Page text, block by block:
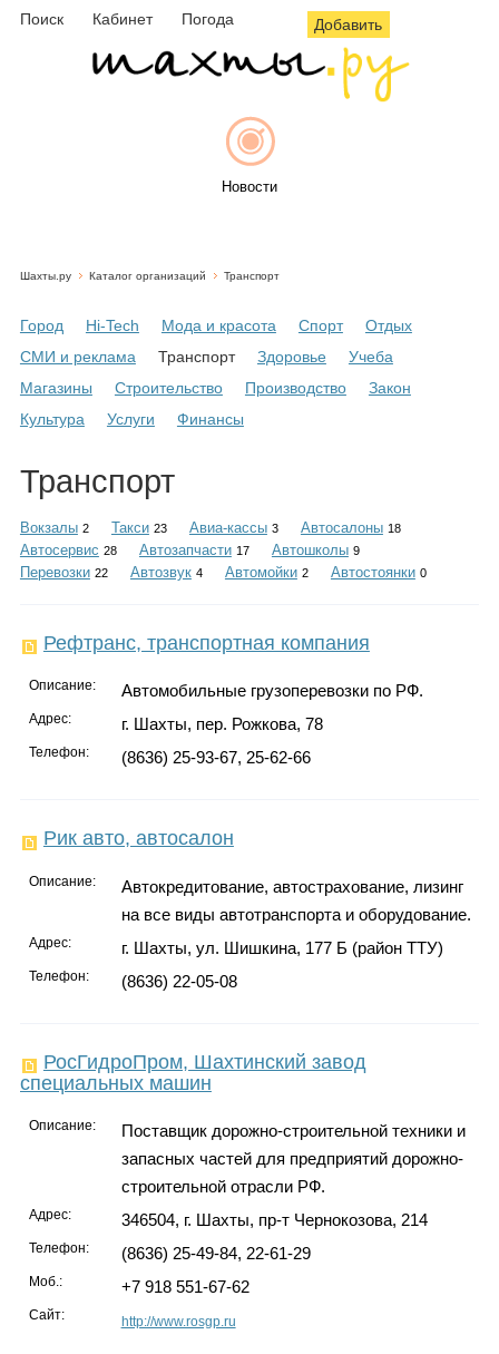
Поиск Кабинет Погода Добавить
Новости
Объявления
Гороскоп
Шахты.ру Каталог организаций Транспорт
Город Hi-Tech Мода и красота Спорт
Отдых
СМИ и реклама
Транспорт Здоровье
Учеба
Магазины
Строительство Производство
Закон
Культура
Услуги Финансы
Транспорт
Вокзалы 2 Такси 23 Авиа-кассы 3 Автосалоны 18
Автосервис 28 Автозапчасти 17 Автошколы 9
Перевозки 22 Автозвук 4 Автомойки 2 Автостоянки 0
Рефтранс, транспортная компания
Описание: Автомобильные грузоперевозки по РФ.
Адрес: г. Шахты, пер. Рожкова, 78
Телефон: (8636) 25-93-67, 25-62-66
Рик авто, автосалон
Описание:
Автокредитование, автострахование, лизинг
на все виды автотранспорта и оборудование.
Адрес: г. Шахты, ул. Шишкина, 177 Б (район ТТУ)
Телефон: (8636) 22-05-08
РосГидроПром, Шахтинский завод
специальных машин
Описание:
Поставщик дорожно-строительной техники и
запасных частей для предприятий дорожно-
строительной отрасли РФ.
Адрес: 346504, г. Шахты, пр-т Чернокозова, 214
Телефон: (8636) 25-49-84, 22-61-29
Моб.: +7 918 551-67-62
Сайт: http://www.rosgp.ru